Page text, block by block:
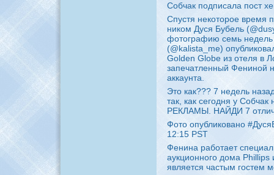
Собчак подписала пост
Спустя некоторое время
ником Дуся Бубель
фотографию семь недель
(@kalista_me)
Golden Globe из отеля в
запечатленный Фениной
аккаунта.
Это как??? 7 недель
так, как сегодня у
РЕКЛАМЫ. НАЙДИ 7
Фото опубликовано
12:15 PST
Фенина работает
аукционного дома
является частым гостем